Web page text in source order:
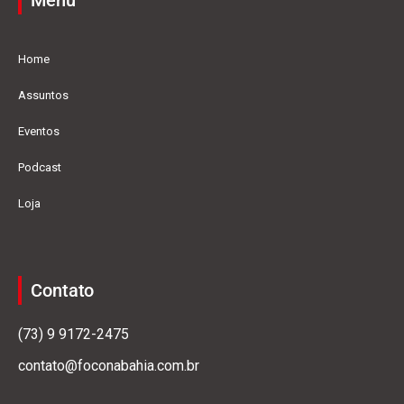
Home
Assuntos
Eventos
Podcast
Loja
Contato
(73) 9 9172-2475
contato@foconabahia.com.br